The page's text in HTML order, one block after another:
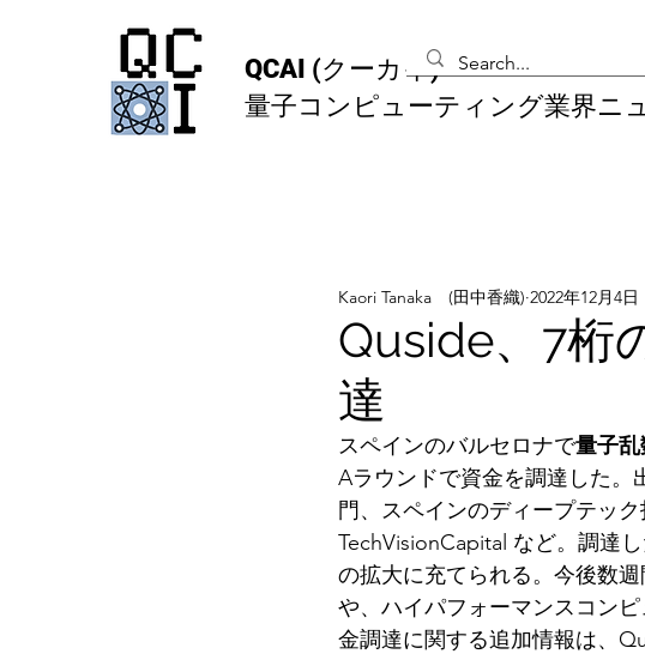
QCAI (クーカイ)
量子コンピューティング業界ニ
Quside、7桁
達
Kaori Tanaka (田中香織) 2022年12月4日
スペインのバルセロナで量子
Aラウンドで資金を調達した。
門、スペインのディープテッ
TechVisionCapital など。調達
の拡大に充てられる。今後数
や、ハイパフォーマンスコン
金調達に関する追加情報は、